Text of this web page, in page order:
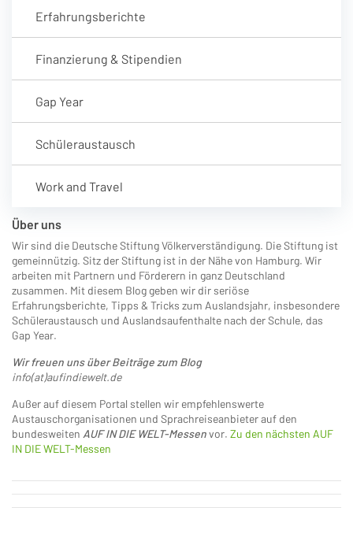
Erfahrungsberichte
Finanzierung & Stipendien
Gap Year
Schüleraustausch
Work and Travel
Über uns
Wir sind die Deutsche Stiftung Völkerverständigung. Die Stiftung ist
gemeinnützig. Sitz der Stiftung ist in der Nähe von Hamburg. Wir
arbeiten mit Partnern und Förderern in ganz Deutschland
zusammen. Mit diesem Blog geben wir dir seriöse
Erfahrungsberichte, Tipps & Tricks zum Auslandsjahr, insbesondere
Schüleraustausch und Auslandsaufenthalte nach der Schule, das
Gap Year.
Wir freuen uns über Beiträge zum Blog
info(at)aufindiewelt.de
Außer auf diesem Portal stellen wir empfehlenswerte
Austauschorganisationen und Sprachreiseanbieter auf den
bundesweiten AUF IN DIE WELT-Messenvor. Zu den nächsten AUF
IN DIE WELT-Messen